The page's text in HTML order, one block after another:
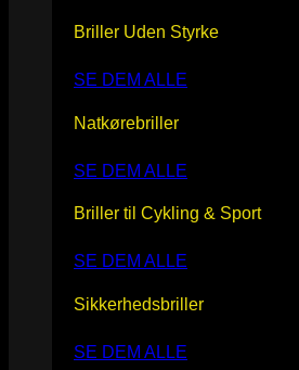
Briller Uden Styrke
SE DEM ALLE
Natkørebriller
SE DEM ALLE
Briller til Cykling & Sport
SE DEM ALLE
Sikkerhedsbriller
SE DEM ALLE